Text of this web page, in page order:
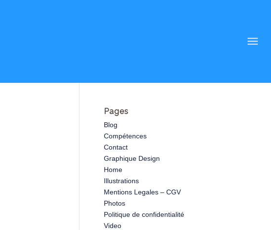
Pages
Blog
Compétences
Contact
Graphique Design
Home
Illustrations
Mentions Legales – CGV
Photos
Politique de confidentialité
Video